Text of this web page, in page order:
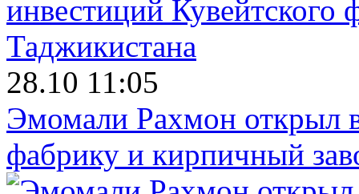
28.10 11:05
Эмомали Рахмон открыл
фабрику и кирпичный